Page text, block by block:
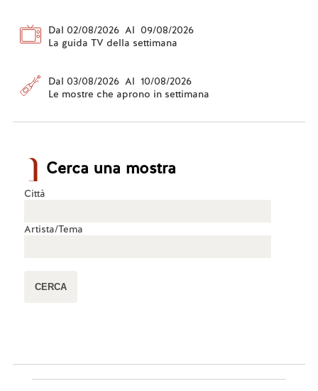
Dal 02/08/2026 Al 09/08/2026
La guida TV della settimana
Dal 03/08/2026 Al 10/08/2026
Le mostre che aprono in settimana
Cerca una mostra
Città
Artista/Tema